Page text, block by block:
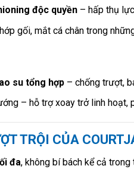
độc quyền– hấp thụ lực
gối, mắt cá chân trong
su tổng hợp– chống trượt,
– hỗ trợ xoay trở linh
TRỘI CỦA
đa, không bí bách kể cả